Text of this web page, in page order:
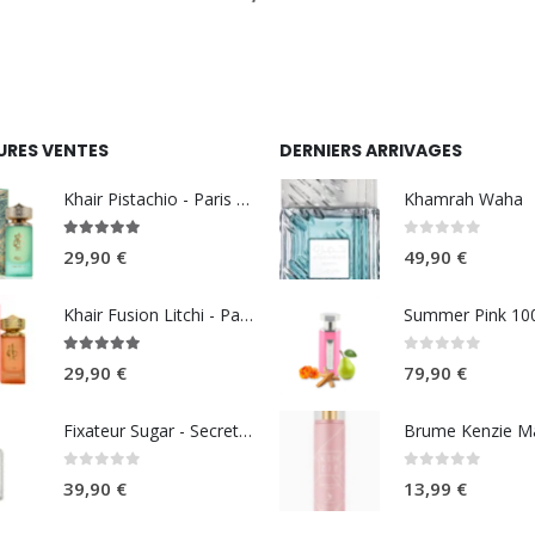
VENTES
Khair Pistachio - Paris Corner
29,90 €
Khair Fusion Litchi - Paris Corner
29,90 €
Fixateur Sugar - Secret Musc 30ml
39,90 €
DERNIERS ARRIVAGES
Khamrah Waha
49,90 €
79,90 €
13,99 €